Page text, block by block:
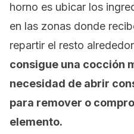
horno es ubicar los
en las zonas donde
repartir el resto
consigue una cocción
necesidad de abrir
para remover o
elemento.